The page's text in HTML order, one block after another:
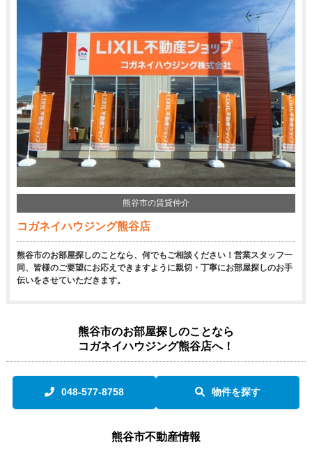
熊谷市の賃貸仲介
コガネイハウジング熊谷店
熊谷市のお部屋探しのことなら、何でもご相談ください！営業スタッフ一
同、皆様のご要望にお応えできますように親切・丁寧にお部屋探しのお手
伝いをさせていただきます。
熊谷市のお部屋探しのことなら
コガネイハウジング熊谷店へ！
048-577-8758 物件を探す
熊谷市不動産情報